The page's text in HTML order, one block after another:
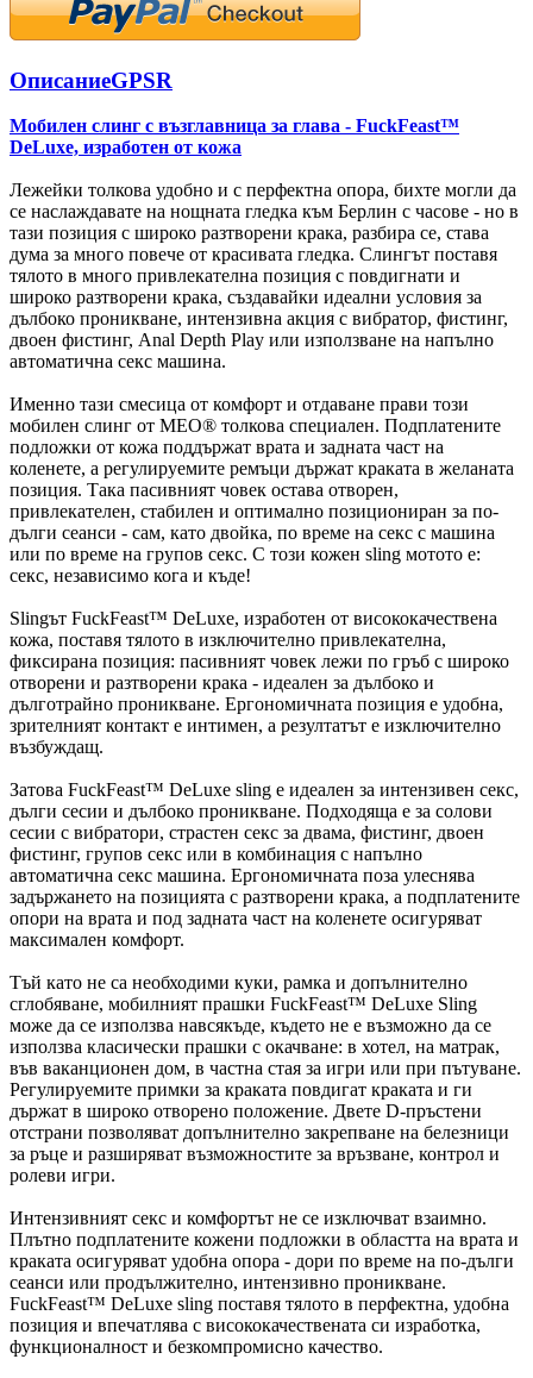
ОписаниеGPSR
Мобилен слинг с възглавница за глава - FuckFeast™
DeLuxe, изработен от кожа
Лежейки толкова удобно и с перфектна опора, бихте могли да
се наслаждавате на нощната гледка към Берлин с часове - но в
тази позиция с широко разтворени крака, разбира се, става
дума за много повече от красивата гледка. Слингът поставя
тялото в много привлекателна позиция с повдигнати и
широко разтворени крака, създавайки идеални условия за
дълбоко проникване, интензивна акция с вибратор, фистинг,
двоен фистинг, Anal Depth Play или използване на напълно
автоматична секс машина.
Именно тази смесица от комфорт и отдаване прави този
мобилен слинг от MEO® толкова специален. Подплатените
подложки от кожа поддържат врата и задната част на
коленете, а регулируемите ремъци държат краката в желаната
позиция. Така пасивният човек остава отворен,
привлекателен, стабилен и оптимално позициониран за по-
дълги сеанси - сам, като двойка, по време на секс с машина
или по време на групов секс. С този кожен sling мотото е:
секс, независимо кога и къде!
Slingът FuckFeast™ DeLuxe, изработен от висококачествена
кожа, поставя тялото в изключително привлекателна,
фиксирана позиция: пасивният човек лежи по гръб с широко
отворени и разтворени крака - идеален за дълбоко и
дълготрайно проникване. Ергономичната позиция е удобна,
зрителният контакт е интимен, а резултатът е изключително
възбуждащ.
Затова FuckFeast™ DeLuxe sling е идеален за интензивен секс,
дълги сесии и дълбоко проникване. Подходяща е за солови
сесии с вибратори, страстен секс за двама, фистинг, двоен
фистинг, групов секс или в комбинация с напълно
автоматична секс машина. Ергономичната поза улеснява
задържането на позицията с разтворени крака, а подплатените
опори на врата и под задната част на коленете осигуряват
максимален комфорт.
Тъй като не са необходими куки, рамка и допълнително
сглобяване, мобилният прашки FuckFeast™ DeLuxe Sling
може да се използва навсякъде, където не е възможно да се
използва класически прашки с окачване: в хотел, на матрак,
във ваканционен дом, в частна стая за игри или при пътуване.
Регулируемите примки за краката повдигат краката и ги
държат в широко отворено положение. Двете D-пръстени
отстрани позволяват допълнително закрепване на белезници
за ръце и разширяват възможностите за връзване, контрол и
ролеви игри.
Интензивният секс и комфортът не се изключват взаимно.
Плътно подплатените кожени подложки в областта на врата и
краката осигуряват удобна опора - дори по време на по-дълги
сеанси или продължително, интензивно проникване.
FuckFeast™ DeLuxe sling поставя тялото в перфектна, удобна
позиция и впечатлява с висококачествената си изработка,
функционалност и безкомпромисно качество.